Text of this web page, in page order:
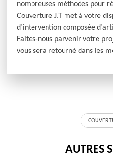
nombreuses méthodes pour
Couverture J.T met à votre
d’intervention composée
Faites-nous parvenir votre
vous sera retourné dans les
AUTRES